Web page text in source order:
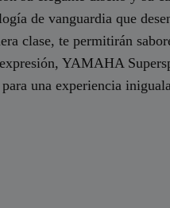
de vanguardia que
clase, te permitirán
YAMAHA
una experiencia